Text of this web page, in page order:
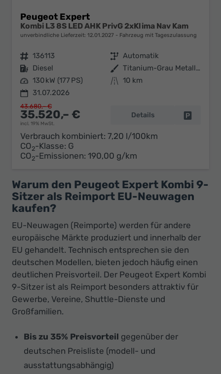
Peugeot Expert
Kombi L3 8S LED AHK PrivG 2xKlima Nav Kam
unverbindliche Lieferzeit: 12.01.2027 Fahrzeug mit Tageszulassung
Fahrzeugnr. 136113 Getriebe Automatik
Kraftstoff Diesel Außenfarbe
Titanium-Grau Metallic
Leistung 130 kW (177 PS) Kilometerstand 10 km
31.07.2026
35.520,– €
incl. 19% MwSt.
43.680,– €
Details
Verbrauch kombiniert: 7,20 l/100km
CO2-Klasse: G
CO2-Emissionen: 190,00 g/km
Warum den Peugeot Expert Kombi 9-
Sitzer als Reimport EU-Neuwagen
kaufen?
EU-Neuwagen (Reimporte) werden für andere
europäische Märkte produziert und innerhalb der
EU gehandelt. Technisch entsprechen sie den
deutschen Modellen, bieten jedoch häufig einen
deutlichen Preisvorteil. Der Peugeot Expert Kombi
9-Sitzer ist als Reimport besonders attraktiv für
Gewerbe, Vereine, Shuttle-Dienste und
Großfamilien.
Bis zu 35% Preisvorteil gegenüber der
deutschen Preisliste (modell- und
ausstattungsabhängig)